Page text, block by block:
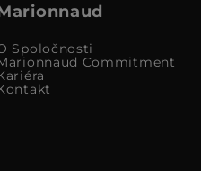
Spoločnosti
Commitment